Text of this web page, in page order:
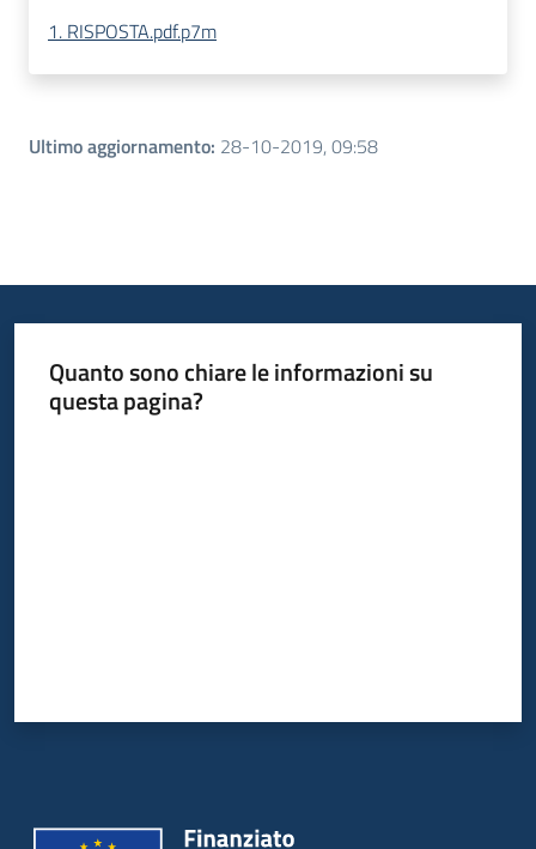
1. RISPOSTA.pdf.p7m
Ultimo aggiornamento: 28-10-2019, 09:58
Quanto sono chiare le informazioni su
questa pagina?